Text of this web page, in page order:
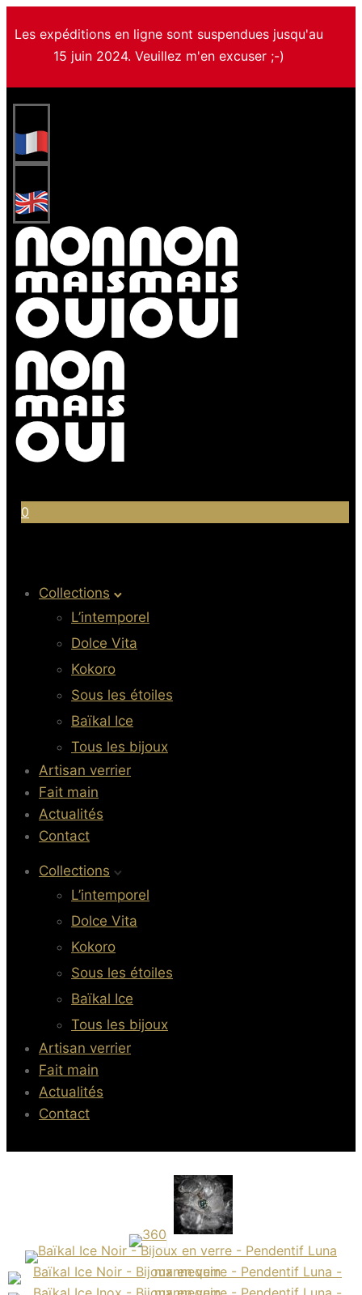
Les expéditions en ligne sont suspendues jusqu'au
15 juin 2024. Veuillez m'en excuser ;-)
0
Collections
L’intemporel
Dolce Vita
Kokoro
Sous les étoiles
Baïkal Ice
Tous les bijoux
Artisan verrier
Fait main
Actualités
Contact
Collections
L’intemporel
Dolce Vita
Kokoro
Sous les étoiles
Baïkal Ice
Tous les bijoux
Artisan verrier
Fait main
Actualités
Contact